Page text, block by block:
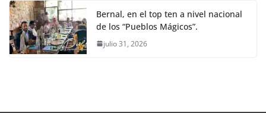
Bernal, en el top ten a nivel nacional
de los “Pueblos Mágicos”.
julio 31, 2026